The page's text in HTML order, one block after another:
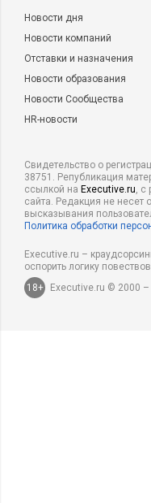
Новости дня
Новости компаний
Отставки и назначения
Новости образования
Новости Сообщества
HR-новости
Свидетельство о
38751. Републикация
ссылкой на Executive.ru, с
сайта. Редакция не несет
высказывания
Политика обработки
Executive.ru –
оспорить логику
18+
Executive.ru © 2000 –